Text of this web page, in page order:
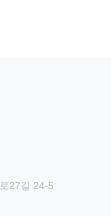
27길 24-5